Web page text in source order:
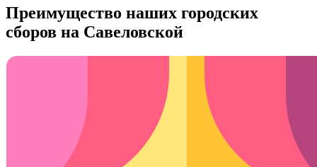
Преимущество наших городских
сборов на Савеловской